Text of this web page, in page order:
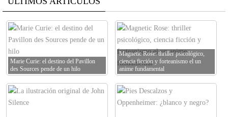
Marie Curie: el destino del Pavillon
des Sources pende de un hilo
Magnetic Rose: thriller psicológico,
ciencia ficción y forteanismo el un
anime fundamental